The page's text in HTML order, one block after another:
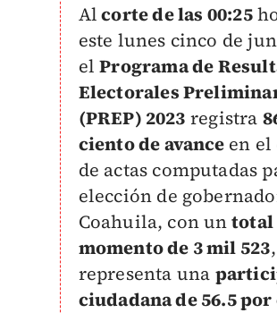
Alcorte de las 00:25
este lunes cinco de
elPrograma de
Electorales
(PREP) 2023 registra
ciento de avance en el
de actas computadas
elección de
Coahuila, con untotal
momento de 3 mil 523
representa una
ciudadana de 56.5